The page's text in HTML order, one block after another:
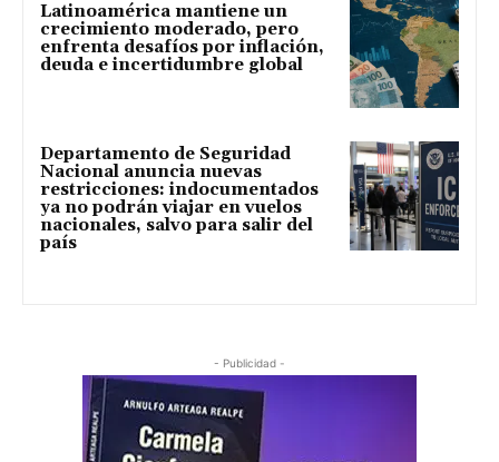
Latinoamérica mantiene un
crecimiento moderado, pero
enfrenta desafíos por inflación,
deuda e incertidumbre global
Departamento de Seguridad
Nacional anuncia nuevas
restricciones: indocumentados
ya no podrán viajar en vuelos
nacionales, salvo para salir del
país
- Publicidad -